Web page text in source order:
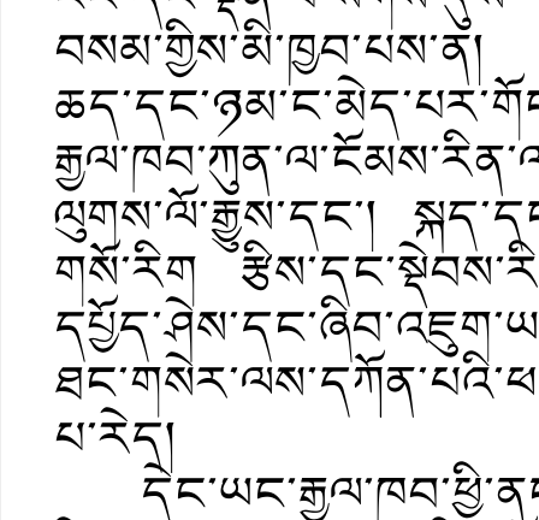
བསམ་གྱིས་མི་ཁྱབ་པས་ན།
ལུགས་ལོ་རྒྱུས་དང་།
གསོ་རིག
པ་རེད།